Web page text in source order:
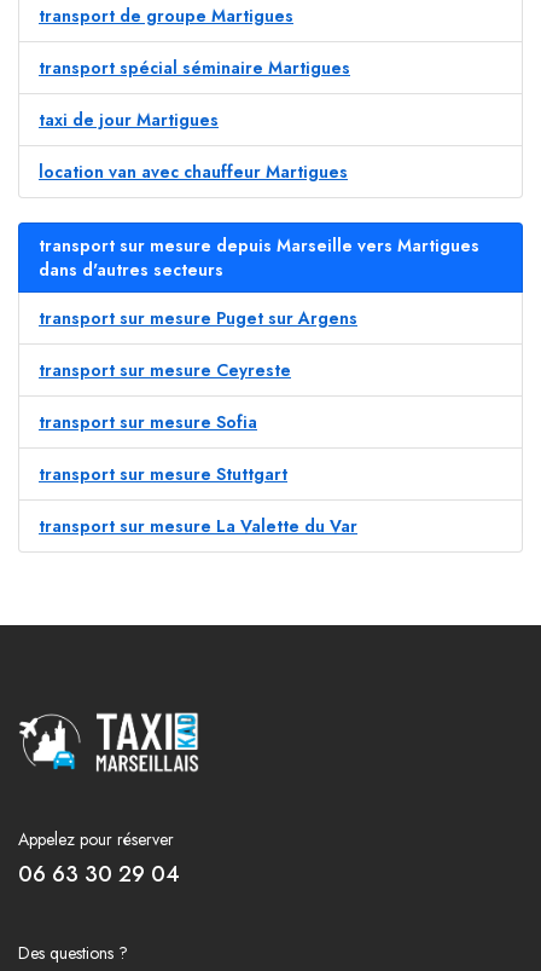
transport de groupe Martigues
transport spécial séminaire Martigues
taxi de jour Martigues
location van avec chauffeur Martigues
transport sur mesure depuis Marseille vers Martigues
dans d'autres secteurs
transport sur mesure Puget sur Argens
transport sur mesure Ceyreste
transport sur mesure Sofia
transport sur mesure Stuttgart
transport sur mesure La Valette du Var
Appelez pour réserver
06 63 30 29 04
Des questions ?